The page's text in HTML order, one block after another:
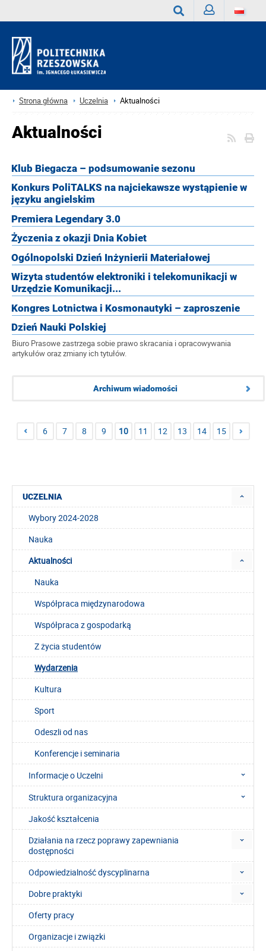
Strona główna Uczelnia Aktualności
Aktualności
Klub Biegacza – podsumowanie sezonu
Konkurs PoliTALKS na najciekawsze wystąpienie w
języku angielskim
Premiera Legendary 3.0
Życzenia z okazji Dnia Kobiet
Ogólnopolski Dzień Inżynierii Materiałowej
Wizyta studentów elektroniki i telekomunikacji w
Urzędzie Komunikacji...
Kongres Lotnictwa i Kosmonautyki – zaproszenie
Dzień Nauki Polskiej
Biuro Prasowe zastrzega sobie prawo skracania i opracowywania
artykułów oraz zmiany ich tytułów.
Archiwum wiadomości
6 7 8 9 10 11 12 13 14 15
UCZELNIA
Wybory 2024-2028
Nauka
Aktualności
Nauka
Współpraca międzynarodowa
Współpraca z gospodarką
Z życia studentów
Wydarzenia
Kultura
Sport
Odeszli od nas
Konferencje i seminaria
Informacje o Uczelni
Struktura organizacyjna
Jakość kształcenia
Działania na rzecz poprawy zapewniania
dostępności
Odpowiedzialność dyscyplinarna
Dobre praktyki
Oferty pracy
Organizacje i związki